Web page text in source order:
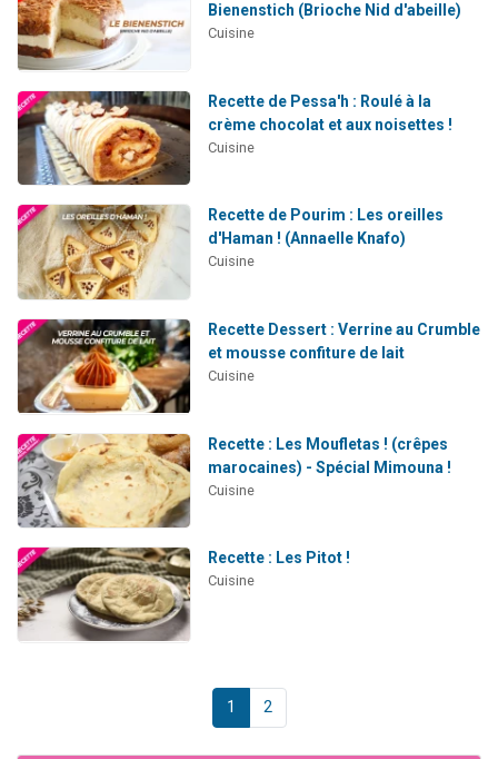
Bienenstich (Brioche Nid d'abeille)
Cuisine
Recette de Pessa'h : Roulé à la
crème chocolat et aux noisettes !
Cuisine
Recette de Pourim : Les oreilles
d'Haman ! (Annaelle Knafo)
Cuisine
Recette Dessert : Verrine au Crumble
et mousse confiture de lait
Cuisine
Recette : Les Moufletas ! (crêpes
marocaines) - Spécial Mimouna !
Cuisine
Recette : Les Pitot !
Cuisine
1 2